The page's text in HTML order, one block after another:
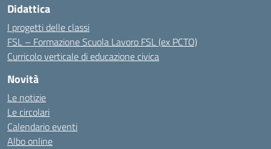
Didattica
I progetti delle classi
FSL – Formazione Scuola Lavoro FSL (ex PCTO)
Curricolo verticale di educazione civica
Novità
Le notizie
Le circolari
Calendario eventi
Albo online